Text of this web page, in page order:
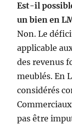
Est-il
un bien en
Non. Le
applicable
des revenus
meublés. En
considérés
pas être